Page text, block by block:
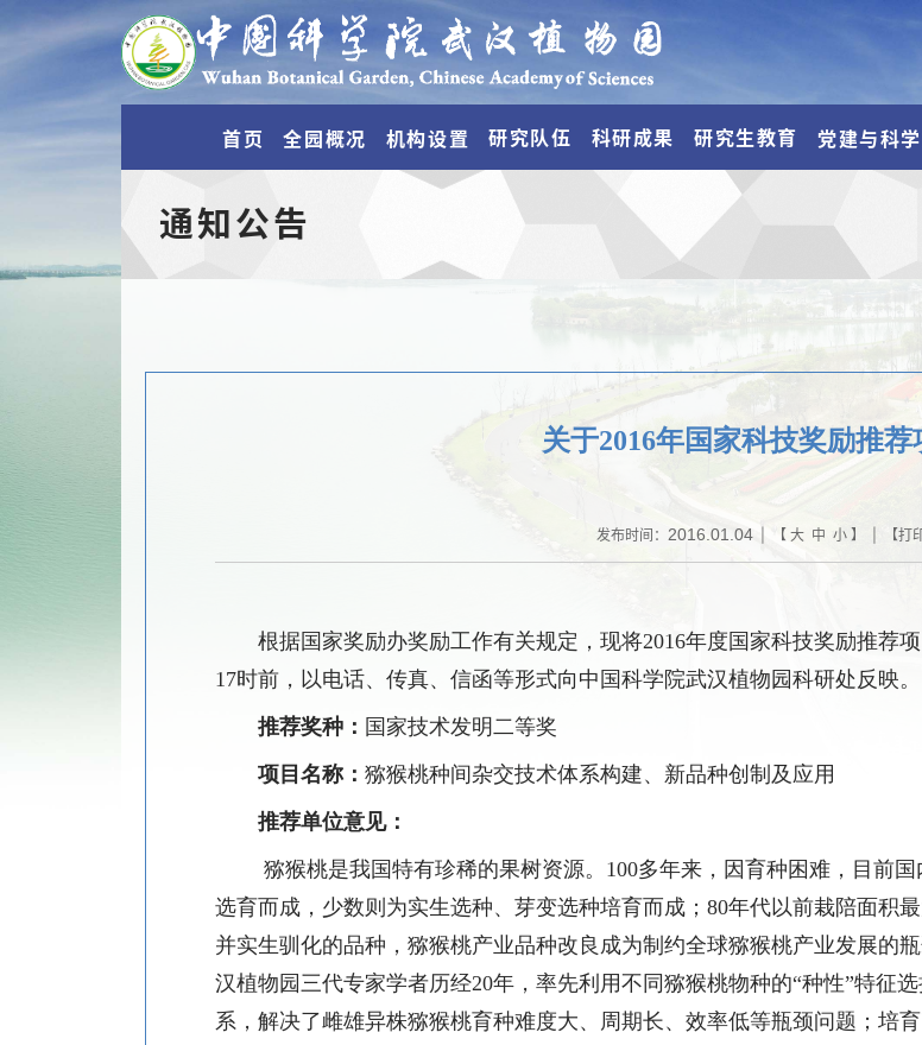
首页 全园概况 机构设置 研究队伍 科研成果 研究生教育 党建与科
通知公告
关于2016年国家科技奖励推
发布时间： 2016.01.04| 【 大 中 小】 | 【打
根据国家奖励办奖励工作有关规定，现将2016年度国家科技奖励推荐
17时前，以电话、传真、信函等形式向中国科学院武汉植物园科研处反映。
推荐奖种： 国家技术发明二等奖
项目名称： 猕猴桃种间杂交技术体系构建、新品种创制及应用
推荐单位意见：
猕猴桃是我国特有珍稀的果树资源。 100多年来，因育种困难，目前
选育而成，少数则为实生选种、芽变选种培育而成； 80年代以前栽陪面积
并实生驯化的品种，猕猴桃产业品种改良成为制约全球猕猴桃产业发展的
汉植物园三代专家学者历经20年，率先利用不同猕猴桃物种的“种性”特征
系，解决了雌雄异株猕猴桃育种难度大、周期长、效率低等瓶颈问题；培